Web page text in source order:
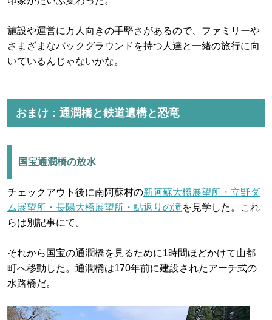
施設や運営に万人向きの手堅さがあるので、ファミリーや
さまざまなバックグラウンドを持つ人達と一緒の旅行に向
いているんじゃないかな。
おまけ：通潤橋と鉄道遺構と恐竜
国宝通潤橋の放水
チェックアウト後に南阿蘇村の新阿蘇大橋展望所・立野ダ
ム展望所・長陽大橋展望所・鮎返りの滝を見学した。これ
らは別記事にて。
それから国宝の通潤橋を見るために1時間ほどかけて山都
町へ移動した。通潤橋は170年前に建設されたアーチ式の
水路橋だ。